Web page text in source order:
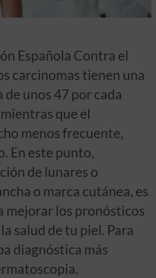
Española Contra el
carcinomas tienen una
unos 47 por cada
que el
menos frecuente,
En este punto,
de lunares o
o marca cutánea, es
mejorar los pronósticos
salud de tu piel. Para
diagnóstica más